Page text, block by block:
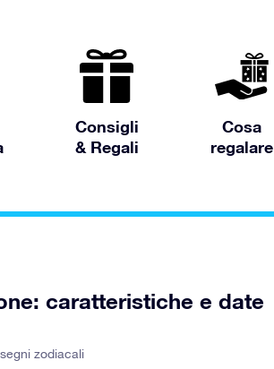
Consigli
& Regali
Cosa
regalare
caratteristiche e date
segni zodiacali